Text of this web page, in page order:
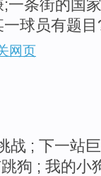
一条街的国
球员有题目
网页
战 ; 下一站
狗 ; 我的小